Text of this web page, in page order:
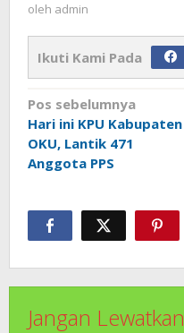
oleh admin
Ikuti Kami Pada
Navigasi
pos
Pos sebelumnya
Hari ini KPU Kabupaten
OKU, Lantik 471
Anggota PPS
Jangan Lewatkan